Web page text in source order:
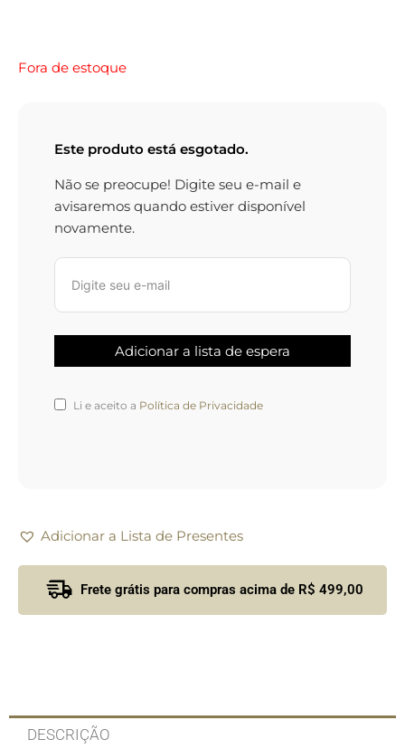
Fora de estoque
Este produto está esgotado.
Não se preocupe! Digite seu e-mail e
avisaremos quando estiver disponível
novamente.
Li e aceito a Política de Privacidade
Adicionar a Lista de Presentes
Frete grátis para compras acima de R$ 499,00
DESCRIÇÃO